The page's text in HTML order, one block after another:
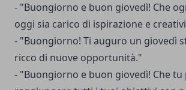
- "Buongiorno e buon giovedì! Che
oggi sia carico di ispirazione e
- "Buongiorno! Ti auguro un giovedì
ricco di nuove opportunità."
- "Buongiorno e buon giovedì! Che tu